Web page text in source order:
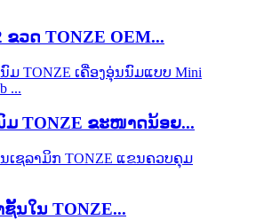
ຂວດ TONZE OEM...
ມ TONZE ຂະໜາດນ້ອຍ...
ນໃນ TONZE...